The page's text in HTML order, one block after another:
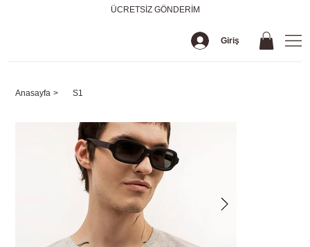
ÜCRETSİZ GÖNDERİM
Giriş
Anasayfa > S1